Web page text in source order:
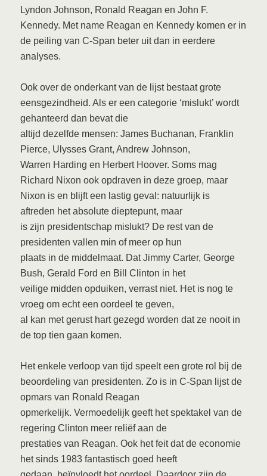
Lyndon Johnson, Ronald Reagan en John F.
Kennedy. Met name Reagan en Kennedy komen er in
de peiling van C-Span beter uit dan in eerdere
analyses.
Ook over de onderkant van de lijst bestaat grote
eensgezindheid. Als er een categorie ‘mislukt’ wordt
gehanteerd dan bevat die
altijd dezelfde mensen: James Buchanan, Franklin
Pierce, Ulysses Grant, Andrew Johnson,
Warren Harding en Herbert Hoover. Soms mag
Richard Nixon ook opdraven in deze groep, maar
Nixon is en blijft een lastig geval: natuurlijk is
aftreden het absolute dieptepunt, maar
is zijn presidentschap mislukt? De rest van de
presidenten vallen min of meer op hun
plaats in de middelmaat. Dat Jimmy Carter, George
Bush, Gerald Ford en Bill Clinton in het
veilige midden opduiken, verrast niet. Het is nog te
vroeg om echt een oordeel te geven,
al kan met gerust hart gezegd worden dat ze nooit in
de top tien gaan komen.
Het enkele verloop van tijd speelt een grote rol bij de
beoordeling van presidenten. Zo is in C-Span lijst de
opmars van Ronald Reagan
opmerkelijk. Vermoedelijk geeft het spektakel van de
regering Clinton meer reliëf aan de
prestaties van Reagan. Ook het feit dat de economie
het sinds 1983 fantastisch goed heeft